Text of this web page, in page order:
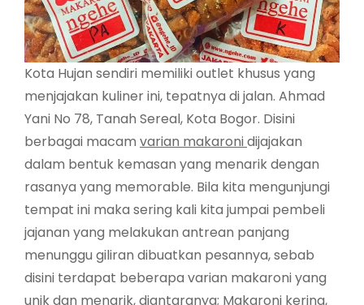
Kota Hujan sendiri memiliki outlet khusus yang
menjajakan kuliner ini, tepatnya di jalan. Ahmad
Yani No 78, Tanah Sereal, Kota Bogor. Disini
berbagai macam varian makaronidijajakan
dalam bentuk kemasan yang menarik dengan
rasanya yang memorable. Bila kita mengunjungi
tempat ini maka sering kali kita jumpai pembeli
jajanan yang melakukan antrean panjang
menunggu giliran dibuatkan pesannya, sebab
disini terdapat beberapa varian makaroni yang
unik dan menarik, diantaranya; Makaroni kering,